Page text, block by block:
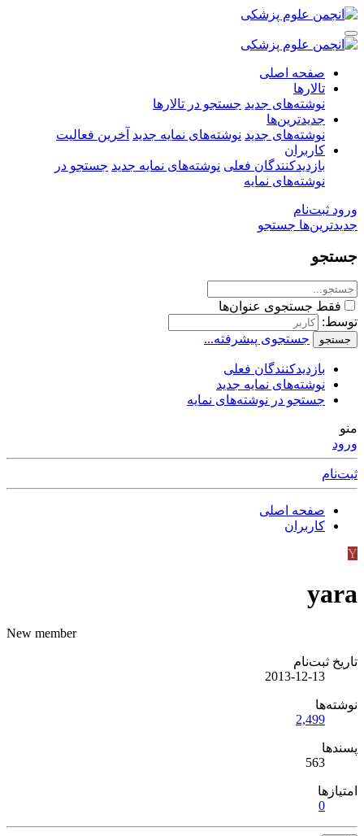
صفحه اصلی
تالارها
نوشته‌های جدید جستجو در تالارها
جدیدترین‌ها
نوشته‌های جدید نوشته‌های نمایه جدید آخرین فعالیت
کاربران
بازدیدکنندگان فعلی نوشته‌های نمایه جدید جستجو در
نوشته‌های نمایه
ورود ثبت‌نام
جدیدترین‌ها جستجو
جستجو
فقط جستجوی عنوان‌ها
توسط:
جستجو جستجوی پیشرفته...
بازدیدکنندگان فعلی
نوشته‌های نمایه جدید
جستجو در نوشته‌های نمایه
منو
ورود
ثبت‌نام
صفحه اصلی
کاربران
Y
yara
New member
تاریخ ثبت‌نام
2013-12-13
نوشته‌ها
2,499
پسندها
563
امتیازها
0